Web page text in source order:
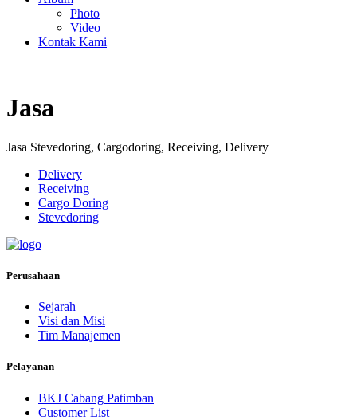
Photo
Video
Kontak Kami
Jasa
Jasa Stevedoring, Cargodoring, Receiving, Delivery
Delivery
Receiving
Cargo Doring
Stevedoring
Perusahaan
Sejarah
Visi dan Misi
Tim Manajemen
Pelayanan
BKJ Cabang Patimban
Customer List